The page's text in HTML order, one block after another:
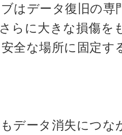
はデータ復旧の専
らに大きな損傷
全な場所に固定す
データ消失につな